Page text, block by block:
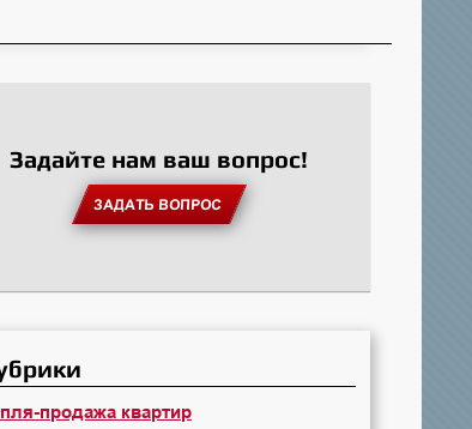
Задайте нам ваш вопрос!
ЗАДАТЬ ВОПРОС
продажа квартир